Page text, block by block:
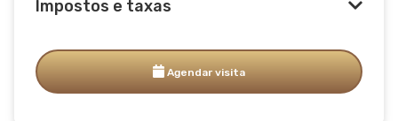
Impostos e taxas
Agendar visita